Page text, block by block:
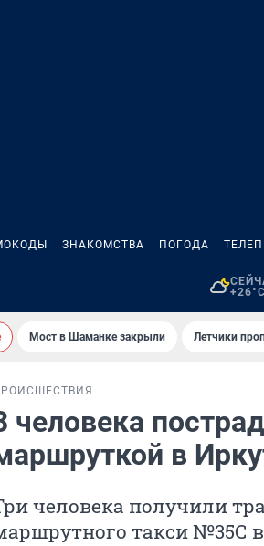
ЗНАКОМСТВА ПОГОДА
+26°C
Мост в Шаманке закрыли Летчики
человека
в
человека получили
такси №35С